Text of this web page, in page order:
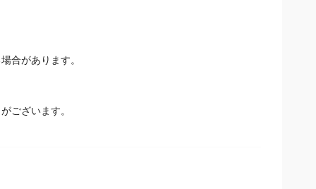
合があります。
ございます。